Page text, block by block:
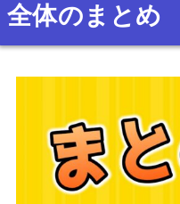
全体のまとめ